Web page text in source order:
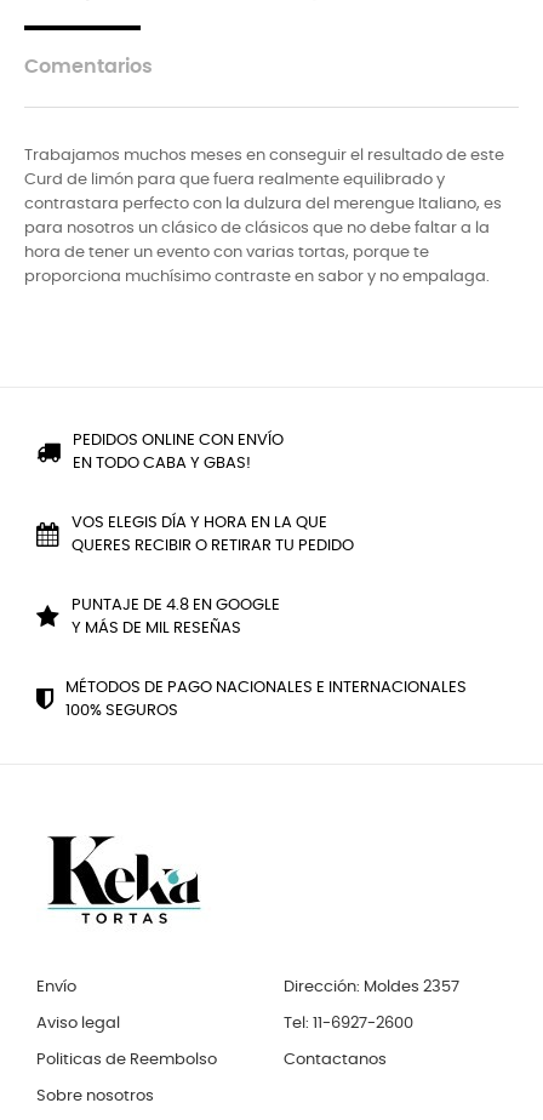
Comentarios
Trabajamos muchos meses en conseguir el resultado de este
Curd de limón para que fuera realmente equilibrado y
contrastara perfecto con la dulzura del merengue Italiano, es
para nosotros un clásico de clásicos que no debe faltar a la
hora de tener un evento con varias tortas, porque te
proporciona muchísimo contraste en sabor y no empalaga.
PEDIDOS ONLINE CON ENVÍO
EN TODO CABA Y GBAS!
VOS ELEGIS DÍA Y HORA EN LA QUE
QUERES RECIBIR O RETIRAR TU PEDIDO
PUNTAJE DE 4.8 EN GOOGLE
Y MÁS DE MIL RESEÑAS
MÉTODOS DE PAGO NACIONALES E INTERNACIONALES
100% SEGUROS
Envío
Aviso legal
Politicas de Reembolso
Sobre nosotros
Dirección: Moldes 2357
Tel: 11-6927-2600
Contactanos